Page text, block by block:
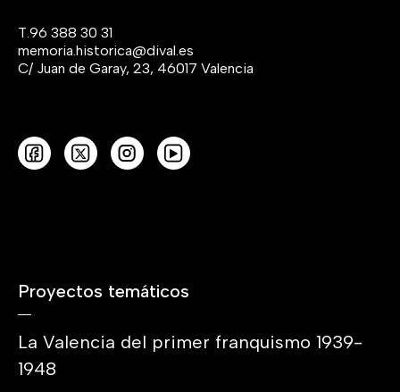
T. 96 388 30 31
memoria.historica@dival.es
C/ Juan de Garay, 23, 46017 Valencia
Proyectos temáticos
La Valencia del primer franquismo 1939-
1948